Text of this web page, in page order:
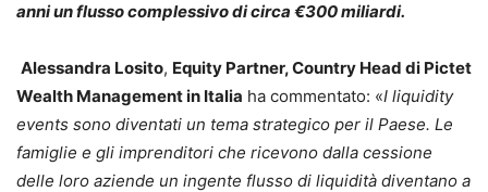
anni un flusso complessivo di circa €300 miliardi.
Alessandra Losito, Equity Partner, Country Head di Pictet
Wealth Management in Italia ha commentato: «I liquidity
events sono diventati un tema strategico per il Paese. Le
famiglie e gli imprenditori che ricevono dalla cessione
delle loro aziende un ingente flusso di liquidità diventano a